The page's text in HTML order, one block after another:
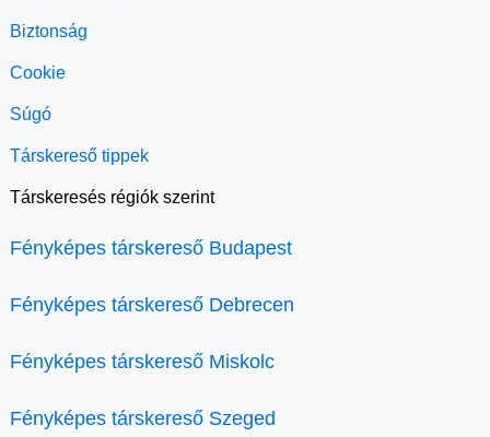
Biztonság
Cookie
Súgó
Társkereső tippek
Társkeresés régiók szerint
Fényképes társkereső Budapest
Fényképes társkereső Debrecen
Fényképes társkereső Miskolc
Fényképes társkereső Szeged